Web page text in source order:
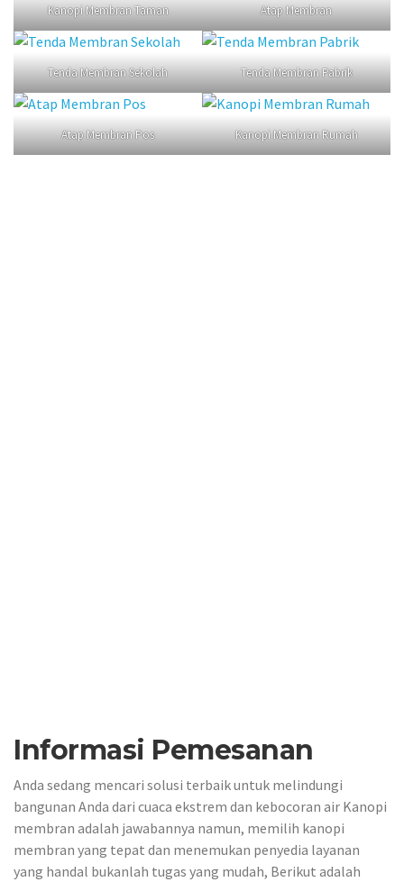
Kanopi Membran Taman Atap Membran
Tenda Membran Sekolah Tenda Membran Pabrik
Atap Membran Pos Kanopi Membran Rumah
Informasi Pemesanan
Anda sedang mencari solusi terbaik untuk melindungi
bangunan Anda dari cuaca ekstrem dan kebocoran air Kanopi
membran adalah jawabannya namun, memilih kanopi
membran yang tepat dan menemukan penyedia layanan
yang handal bukanlah tugas yang mudah, Berikut adalah